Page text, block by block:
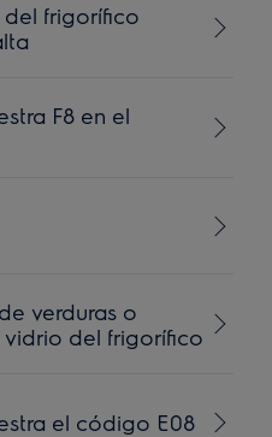
del frigorífico
F8 en el
verduras o
del frigorífico
el código E08